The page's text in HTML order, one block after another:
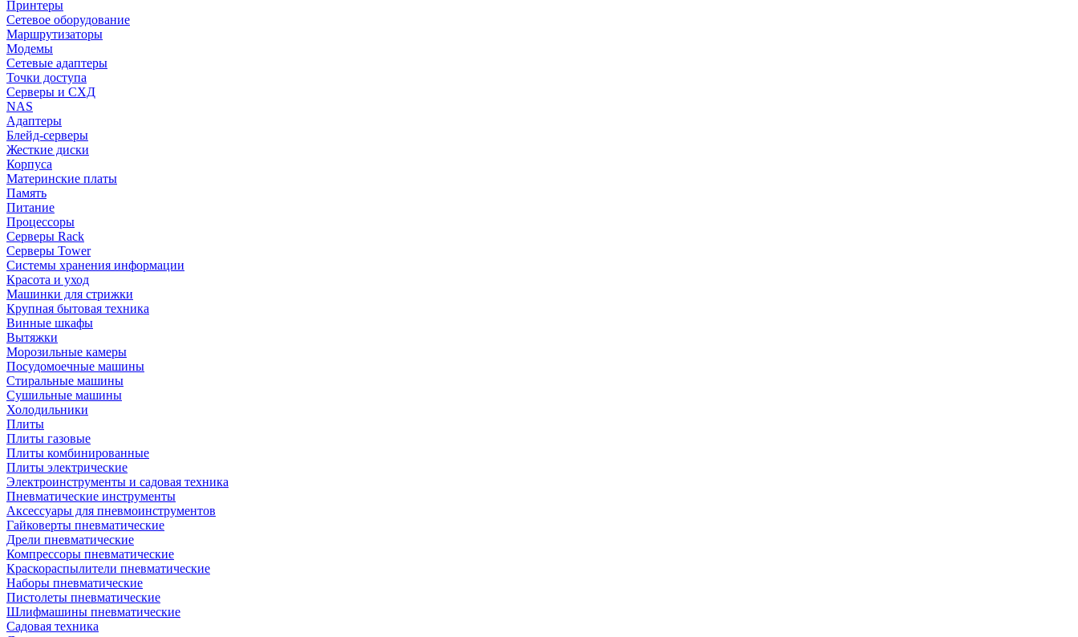
Принтеры
Сетевое оборудование
Маршрутизаторы
Модемы
Сетевые адаптеры
Точки доступа
Серверы и СХД
NAS
Адаптеры
Блейд-серверы
Жесткие диски
Корпуса
Материнские платы
Память
Питание
Процессоры
Серверы Rack
Серверы Tower
Системы хранения информации
Красота и уход
Машинки для стрижки
Крупная бытовая техника
Винные шкафы
Вытяжки
Морозильные камеры
Посудомоечные машины
Стиральные машины
Сушильные машины
Холодильники
Плиты
Плиты газовые
Плиты комбинированные
Плиты электрические
Электроинструменты и садовая техника
Пневматические инструменты
Аксессуары для пневмоинструментов
Гайковерты пневматические
Дрели пневматические
Компрессоры пневматические
Краскораспылители пневматические
Наборы пневматические
Пистолеты пневматические
Шлифмашины пневматические
Садовая техника